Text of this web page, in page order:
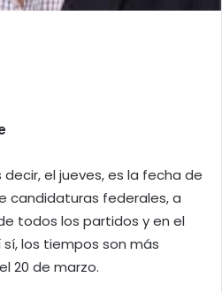
decir, el jueves, es la fecha de
candidaturas federales, a
todos los partidos y en el
los tiempos son más
20 de marzo.